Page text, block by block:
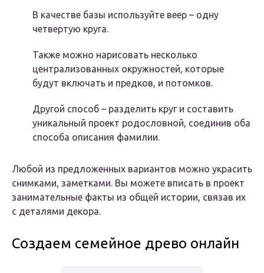
В качестве базы используйте веер – одну
четвертую круга.
Также можно нарисовать несколько
централизованных окружностей, которые
будут включать и предков, и потомков.
Другой способ – разделить круг и составить
уникальный проект родословной, соединив оба
способа описания фамилии.
Любой из предложенных вариантов можно украсить
снимками, заметками. Вы можете вписать в проект
занимательные факты из общей истории, связав их
с деталями декора.
Создаем семейное древо онлайн